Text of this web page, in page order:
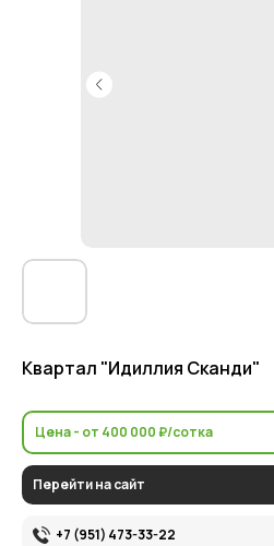
Квартал "Идиллия Сканди"
Цена - от 400 000 ₽/сотка
Перейти на сайт
+7 (951) 473-33-22